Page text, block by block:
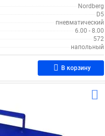
Nordberg
D5
пневматический
6.00 - 8.00
572
напольный
В корзину